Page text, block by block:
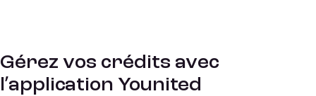
Gérez vos crédits avec
l’application Younited